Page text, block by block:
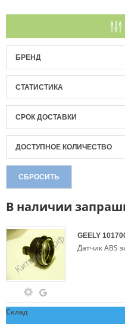
БРЕНД
СТАТИСТИКА
СРОК ДОСТАВКИ
ДОСТУПНОЕ КОЛИЧЕСТВО
СБРОСИТЬ
В наличии
GEELY
Датчик ABS
Склад